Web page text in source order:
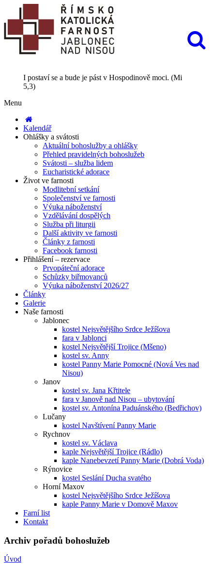
I postaví se a bude je pást v Hospodinově moci. (Mi
5,3)
Menu
Kalendář
Ohlášky a svátosti
Aktuální bohoslužby a ohlášky
Přehled pravidelných bohoslužeb
Svátosti – služba lidem
Eucharistické adorace
Život ve farnosti
Modlitební setkání
Společenství ve farnosti
Výuka náboženství
Vzdělávání dospělých
Služba při liturgii
Další aktivity ve farnosti
Články z farnosti
Facebook farnosti
Přihlášení – rezervace
Prvopáteční adorace
Schůzky biřmovanců
Výuka náboženství 2026/27
Články
Galerie
Naše farnosti
Jablonec
kostel Nejsvětějšího Srdce Ježíšova
fara v Jablonci
kostel Nejsvětější Trojice (Mšeno)
kostel sv. Anny
kostel Panny Marie Pomocné (Nová Ves nad
Nisou)
Janov
kostel sv. Jana Křtitele
fara v Janově nad Nisou – ubytování
kostel sv. Antonína Paduánského (Bedřichov)
Lučany
kostel Navštívení Panny Marie
Rychnov
kostel sv. Václava
kaple Nejsvětější Trojice (Rádlo)
kaple Nanebevzetí Panny Marie (Dobrá Voda)
Rýnovice
kostel Seslání Ducha svatého
Horní Maxov
kostel Nejsvětějšího Srdce Ježíšova
kaple Panny Marie v Domově Maxov
Farní list
Kontakt
Archiv pořadů bohoslužeb
Úvod